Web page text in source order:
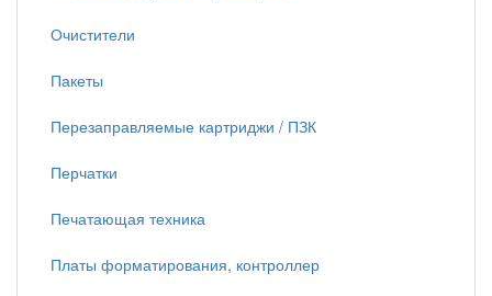
Очистители
Пакеты
Перезаправляемые картриджи / ПЗК
Перчатки
Печатающая техника
Платы форматирования, контроллер